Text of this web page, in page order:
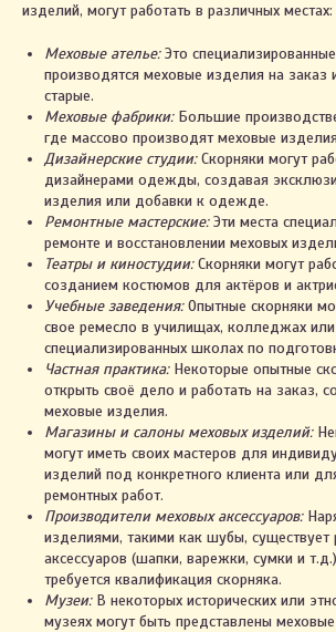
изделий, могут работать в различных местах:
Меховые ателье:Это
производятся меховые изделия на заказ
старые.
Меховые фабрики:Большие
где массово производят меховые
Дизайнерские студии:Скорняки могут
дизайнерами одежды, создавая
изделия или добавки к одежде.
Ремонтные мастерские:Эти места
ремонте и восстановлении меховых
Театры и киностудии:Скорняки могут
созданием костюмов для актёров и
Учебные заведения:Опытные скорняки
свое ремесло в училищах, колледжах или
специализированных школах по
Частная практика:Некоторые опытные
открыть своё дело и работать на заказ,
меховые изделия.
Магазины и салоны меховых изделий:
могут иметь своих мастеров для
изделий под конкретного клиента или
ремонтных работ.
Производители меховых аксессуаров:
изделиями, такими как шубы,
аксессуаров (шапки, варежки, сумки и
требуется квалификация скорняка.
Музеи:В некоторых исторических или
музеях могут быть представлены